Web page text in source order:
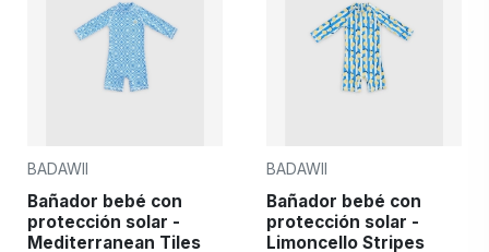
BADAWII
Bañador bebé con
protección solar -
Mediterranean Tiles
BADAWII
Bañador bebé con
protección solar -
Limoncello Stripes